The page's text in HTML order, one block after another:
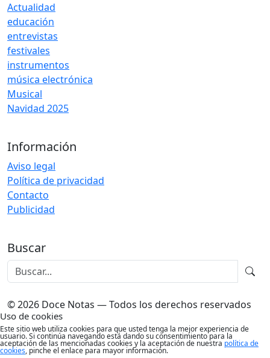
Actualidad
educación
entrevistas
festivales
instrumentos
música electrónica
Musical
Navidad 2025
Información
Aviso legal
Política de privacidad
Contacto
Publicidad
Buscar
© 2026 Doce Notas — Todos los derechos reservados
Uso de cookies
Este sitio web utiliza cookies para que usted tenga la mejor experiencia de
usuario. Si continúa navegando está dando su consentimiento para la
aceptación de las mencionadas cookies y la aceptación de nuestra política de
cookies, pinche el enlace para mayor información.